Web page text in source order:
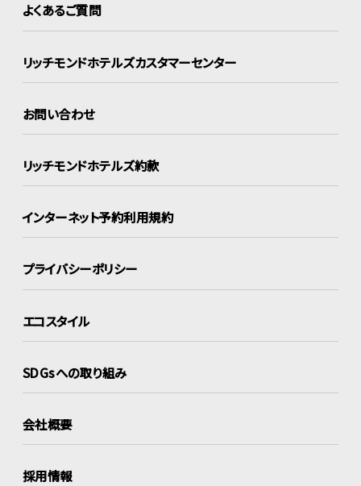
よくあるご質問
リッチモンドホテルズカスタマーセンター
お問い合わせ
リッチモンドホテルズ約款
インターネット予約利用規約
プライバシーポリシー
エコスタイル
SDGsへの取り組み
会社概要
採用情報